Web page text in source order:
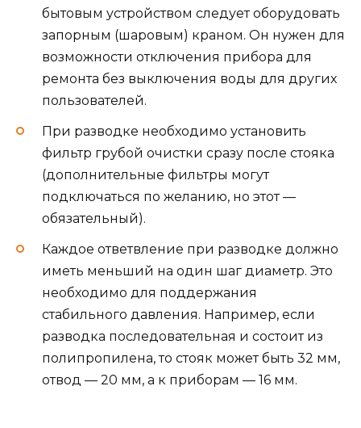
бытовым устройством следует оборудовать
запорным (шаровым) краном. Он нужен для
возможности отключения прибора для
ремонта без выключения воды для других
пользователей.
При разводке необходимо установить
фильтр грубой очистки сразу после стояка
(дополнительные фильтры могут
подключаться по желанию, но этот —
обязательный).
Каждое ответвление при разводке должно
иметь меньший на один шаг диаметр. Это
необходимо для поддержания
стабильного давления. Например, если
разводка последовательная и состоит из
полипропилена, то стояк может быть 32 мм,
отвод — 20 мм, а к приборам — 16 мм.